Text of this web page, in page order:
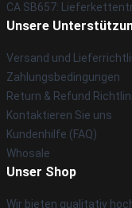
CA SB657:
Unsere
Versand und
Zahlungsbedingungen
Return & Refund
Kontaktieren Sie uns
Kundenhilfe (FAQ)
Whosale
Unser Shop
Wir bieten qualitativ